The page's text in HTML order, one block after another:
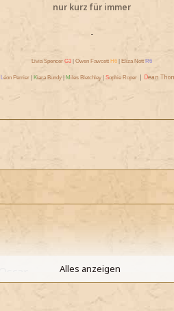
nur kurz für immer
-
Livia Spencer G3 | Owen Fawcett H6 | Eliza Nott R6
Léon Perrier| Kiara Bundy| Miles Bletchley| Sophie Roper | Dean
Alles anzeigen
Alles anzeigen